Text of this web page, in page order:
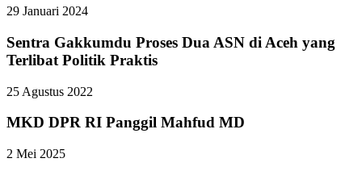
29 Januari 2024
Sentra Gakkumdu Proses Dua ASN di Aceh yang
Terlibat Politik Praktis
25 Agustus 2022
MKD DPR RI Panggil Mahfud MD
2 Mei 2025